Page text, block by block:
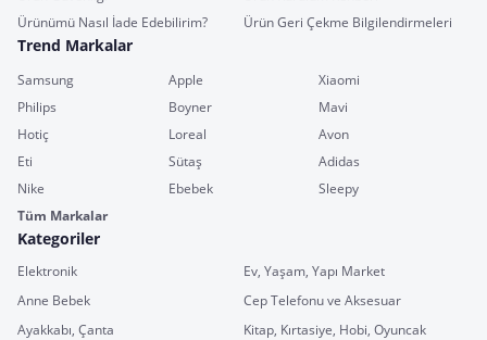
Ürünümü Nasıl İade Edebilirim?
Ürün Geri Çekme Bilgilendirmeleri
Trend Markalar
Samsung Apple
Xiaomi
Philips
Boyner
Mavi
Hotiç
Loreal
Avon
Eti
Sütaş
Adidas
Nike
Ebebek
Sleepy
Tüm Markalar
Kategoriler
Elektronik
Ev, Yaşam, Yapı Market
Anne Bebek
Cep Telefonu ve Aksesuar
Ayakkabı, Çanta
Kitap, Kırtasiye, Hobi, Oyuncak